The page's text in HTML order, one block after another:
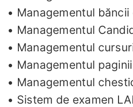
• Managementul
• Managementul
• Managementul
• Managementul
• Managementul
• Sistem de examen